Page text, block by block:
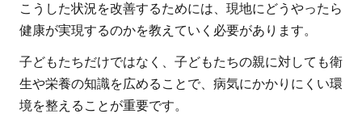
こうした状況を改善するためには、現地にどうやったら
健康が実現するのかを教えていく必要があります。
子どもたちだけではなく、子どもたちの親に対しても衛
生や栄養の知識を広めることで、病気にかかりにくい環
境を整えることが重要です。